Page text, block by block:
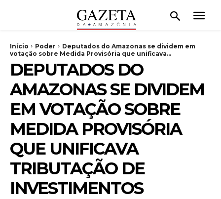
Início Poder
Deputados do Amazonas se dividem em
votação sobre Medida Provisória que unificava...
DEPUTADOS DO
AMAZONAS SE DIVIDEM
EM VOTAÇÃO SOBRE
MEDIDA PROVISÓRIA
QUE UNIFICAVA
TRIBUTAÇÃO DE
INVESTIMENTOS